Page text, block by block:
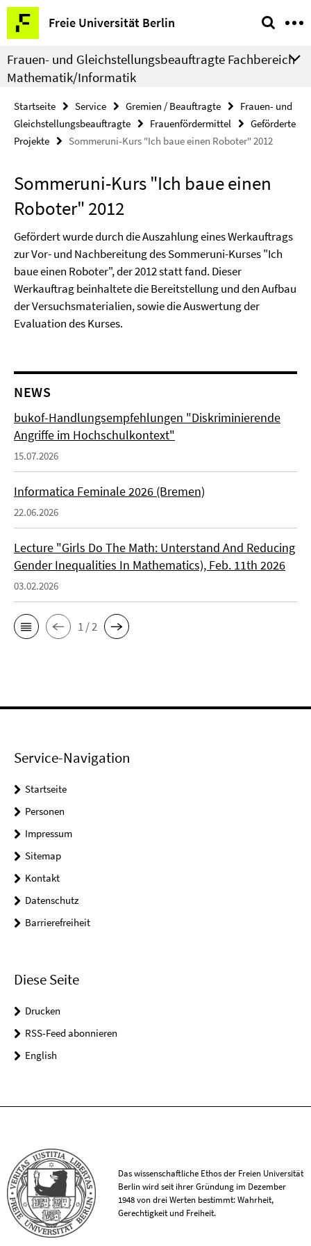
Springe
direkt
zu
Inhalt
Freie Universität Berlin
Service-
Navigation
Frauen- und Gleichstellungsbeauftragte Fachbereich
Mathematik/Informatik
Startseite Service Gremien / Beauftragte
Frauen- und
Gleichstellungsbeauftragte
Frauenfördermittel
Geförderte
Projekte
Sommeruni-Kurs "Ich baue einen Roboter" 2012
Sommeruni-Kurs "Ich baue einen
Roboter" 2012
Gefördert wurde durch die Auszahlung eines Werkauftrags
zur Vor- und Nachbereitung des Sommeruni-Kurses "Ich
baue einen Roboter", der 2012 statt fand. Dieser
Werkauftrag beinhaltete die Bereitstellung und den Aufbau
der Versuchsmaterialien, sowie die Auswertung der
Evaluation des Kurses.
NEWS
bukof-Handlungsempfehlungen "Diskriminierende
Angriffe im Hochschulkontext"
15.07.2026
Informatica Feminale 2026 (Bremen)
22.06.2026
Lecture "Girls Do The Math: Unterstand And Reducing
Gender Inequalities In Mathematics), Feb. 11th 2026
03.02.2026
1 / 2
Service-Navigation
Startseite
Personen
Impressum
Sitemap
Kontakt
Datenschutz
Barrierefreiheit
Diese Seite
Drucken
RSS-Feed abonnieren
English
Das wissenschaftliche Ethos der Freien Universität
Berlin wird seit ihrer Gründung im Dezember
1948 von drei Werten bestimmt: Wahrheit,
Gerechtigkeit und Freiheit.